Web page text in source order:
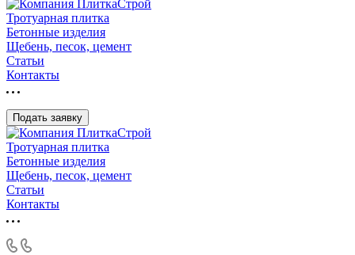
Тротуарная плитка
Бетонные изделия
Щебень, песок, цемент
Статьи
Контакты
Подать заявку
Тротуарная плитка
Бетонные изделия
Щебень, песок, цемент
Статьи
Контакты